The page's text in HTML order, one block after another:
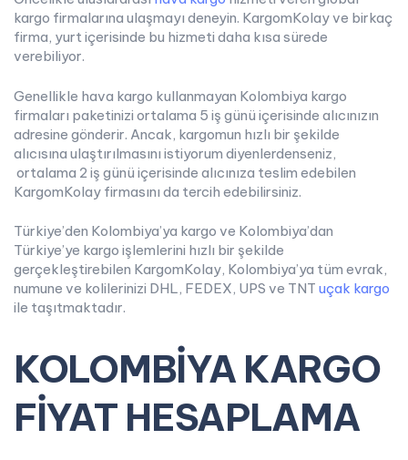
kargo firmalarına ulaşmayı deneyin. KargomKolay ve birkaç
firma, yurt içerisinde bu hizmeti daha kısa sürede
verebiliyor.
Genellikle hava kargo kullanmayan Kolombiya kargo
firmaları paketinizi ortalama 5 iş günü içerisinde alıcınızın
adresine gönderir. Ancak, kargomun hızlı bir şekilde
alıcısına ulaştırılmasını istiyorum diyenlerdenseniz,
ortalama 2 iş günü içerisinde alıcınıza teslim edebilen
KargomKolay firmasını da tercih edebilirsiniz.
Türkiye’den Kolombiya’ya kargo ve Kolombiya’dan
Türkiye’ye kargo işlemlerini hızlı bir şekilde
gerçekleştirebilen KargomKolay, Kolombiya’ya tüm evrak,
numune ve kolilerinizi DHL, FEDEX, UPS ve TNT uçak kargo
ile taşıtmaktadır.
KOLOMBİYA KARGO
FİYAT HESAPLAMA